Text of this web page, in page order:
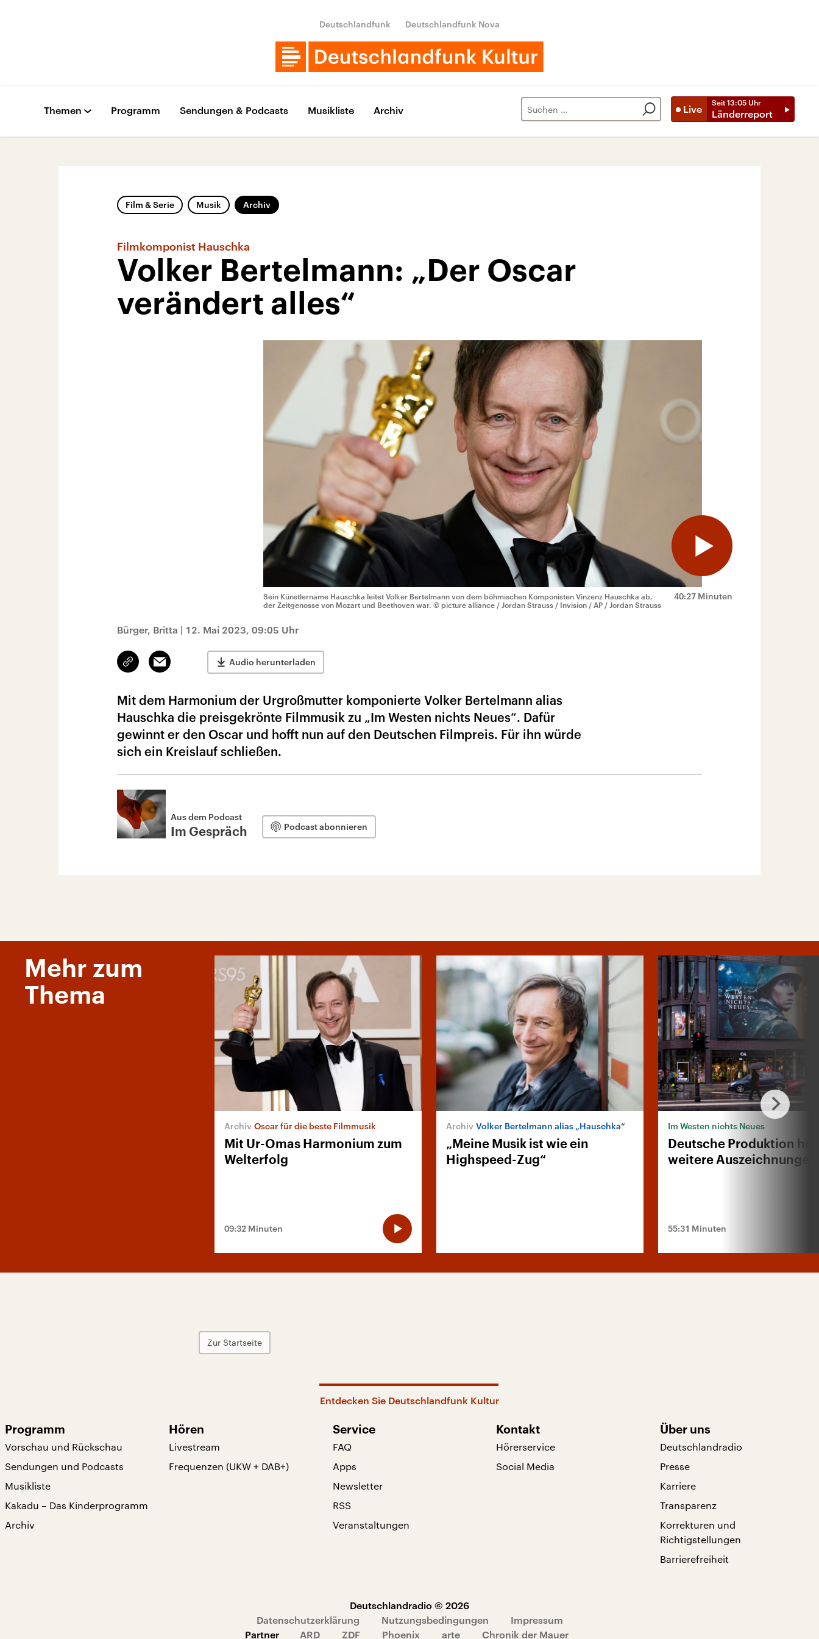
Deutschlandfunk Deutschlandfunk Nova
Live
Seit 13:05 Uhr
Länderreport
Themen Programm Sendungen & Podcasts Musikliste Archiv
Film & Serie Musik Archiv
Filmkomponist Hauschka
Volker Bertelmann: „Der Oscar
verändert alles“
40:27 Minuten
Sein Künstlername Hauschka leitet Volker Bertelmann von dem böhmischen Komponisten Vinzenz Hauschka ab,
der Zeitgenosse von Mozart und Beethoven war. © picture alliance / Jordan Strauss / Invision / AP / Jordan Strauss
Bürger, Britta | 12. Mai 2023, 09:05 Uhr
Link
kopieren/teilen
Email Audio herunterladen
Mit dem Harmonium der Urgroßmutter komponierte Volker Bertelmann alias
Hauschka die preisgekrönte Filmmusik zu „Im Westen nichts Neues“. Dafür
gewinnt er den Oscar und hofft nun auf den Deutschen Filmpreis. Für ihn würde
sich ein Kreislauf schließen.
Aus dem Podcast
Im Gespräch Podcast abonnieren
Mehr zum
Thema
Oscar für die beste Filmmusik
Mit Ur-Omas Harmonium zum
Welterfolg
09:32 Minuten
Volker Bertelmann alias „Hauschka“
„Meine Musik ist wie ein
Highspeed-Zug“
Im Westen nichts Neues
Deutsche Produktion
weitere Auszeichnungen
55:31 Minuten
Zur Startseite
Entdecken Sie Deutschlandfunk Kultur
Programm
Vorschau und Rückschau
Sendungen und Podcasts
Musikliste
Kakadu – Das Kinderprogramm
Archiv
Hören
Livestream
Frequenzen (UKW + DAB+)
Service
FAQ
Apps
Newsletter
RSS
Veranstaltungen
Kontakt
Hörerservice
Social Media
Über uns
Deutschlandradio
Presse
Karriere
Transparenz
Korrekturen und
Richtigstellungen
Barrierefreiheit
Deutschlandradio © 2026
Datenschutzerklärung
Nutzungsbedingungen
Impressum
Partner
ARD ZDF Phoenix arte Chronik der Mauer